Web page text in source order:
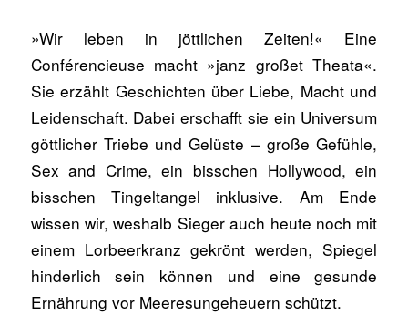
»Wir leben in jöttlichen Zeiten!« Eine
Conférencieuse macht »janz großet Theata«.
Sie erzählt Geschichten über Liebe, Macht und
Leidenschaft. Dabei erschafft sie ein Universum
göttlicher Triebe und Gelüste – große Gefühle,
Sex and Crime, ein bisschen Hollywood, ein
bisschen Tingeltangel inklusive. Am Ende
wissen wir, weshalb Sieger auch heute noch mit
einem Lorbeerkranz gekrönt werden, Spiegel
hinderlich sein können und eine gesunde
Ernährung vor Meeresungeheuern schützt.